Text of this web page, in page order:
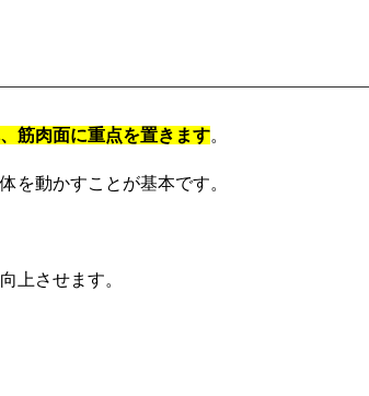
筋肉面に重点を置きます。
を動かすことが基本です。
上させます。